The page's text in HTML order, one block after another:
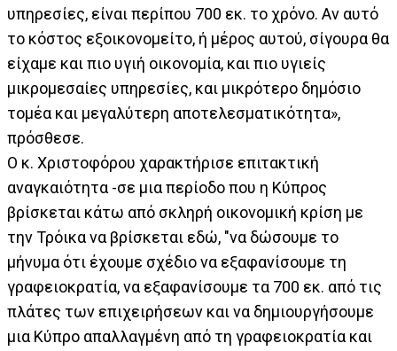
υπηρεσίες, είναι περίπου 700 εκ. το χρόνο. Αν αυτό
το κόστος εξοικονομείτο, ή μέρος αυτού, σίγουρα θα
είχαμε και πιο υγιή οικονομία, και πιο υγιείς
μικρομεσαίες υπηρεσίες, και μικρότερο δημόσιο
τομέα και μεγαλύτερη αποτελεσματικότητα»,
πρόσθεσε.
Ο κ. Χριστοφόρου χαρακτήρισε επιτακτική
αναγκαιότητα -σε μια περίοδο που η Κύπρος
βρίσκεται κάτω από σκληρή οικονομική κρίση με
την Τρόικα να βρίσκεται εδώ, "να δώσουμε το
μήνυμα ότι έχουμε σχέδιο να εξαφανίσουμε τη
γραφειοκρατία, να εξαφανίσουμε τα 700 εκ. από τις
πλάτες των επιχειρήσεων και να δημιουργήσουμε
μια Κύπρο απαλλαγμένη από τη γραφειοκρατία και